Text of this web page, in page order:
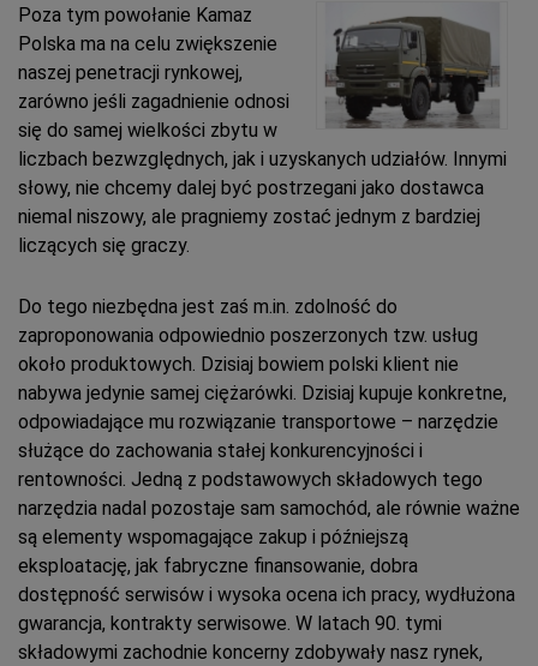
Poza tym powołanie Kamaz
Polska ma na celu zwiększenie
naszej penetracji rynkowej,
zarówno jeśli zagadnienie odnosi
się do samej wielkości zbytu w
liczbach bezwzględnych, jak i uzyskanych udziałów. Innymi
słowy, nie chcemy dalej być postrzegani jako dostawca
niemal niszowy, ale pragniemy zostać jednym z bardziej
liczących się graczy.
Do tego niezbędna jest zaś m.in. zdolność do
zaproponowania odpowiednio poszerzonych tzw. usług
około produktowych. Dzisiaj bowiem polski klient nie
nabywa jedynie samej ciężarówki. Dzisiaj kupuje konkretne,
odpowiadające mu rozwiązanie transportowe – narzędzie
służące do zachowania stałej konkurencyjności i
rentowności. Jedną z podstawowych składowych tego
narzędzia nadal pozostaje sam samochód, ale równie ważne
są elementy wspomagające zakup i późniejszą
eksploatację, jak fabryczne finansowanie, dobra
dostępność serwisów i wysoka ocena ich pracy, wydłużona
gwarancja, kontrakty serwisowe. W latach 90. tymi
składowymi zachodnie koncerny zdobywały nasz rynek,